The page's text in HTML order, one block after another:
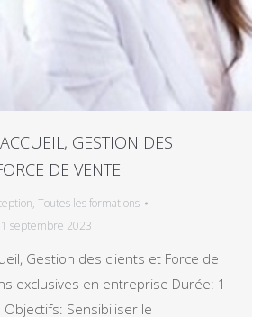
GESTION DES
DE VENTE
, Toutes les formations
septembre 2023
Gestion des clients et Force de
exclusives en entreprise Durée: 1
Sensibiliser le